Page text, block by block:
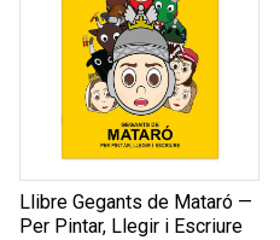
Llibre Gegants de Mataró —
Per Pintar, Llegir i Escriure